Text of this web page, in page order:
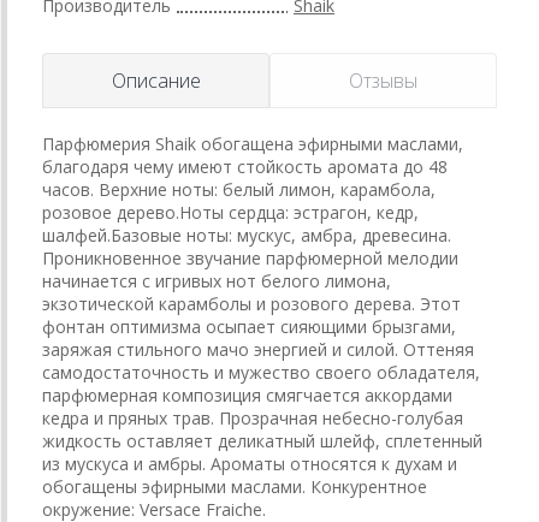
Производитель Shaik
Описание Отзывы
Парфюмерия Shaik обогащена эфирными маслами,
благодаря чему имеют стойкость аромата до 48
часов. Верхние ноты: белый лимон, карамбола,
розовое дерево.Ноты сердца: эстрагон, кедр,
шалфей.Базовые ноты: мускус, амбра, древесина.
Проникновенное звучание парфюмерной мелодии
начинается с игривых нот белого лимона,
экзотической карамболы и розового дерева. Этот
фонтан оптимизма осыпает сияющими брызгами,
заряжая стильного мачо энергией и силой. Оттеняя
самодостаточность и мужество своего обладателя,
парфюмерная композиция смягчается аккордами
кедра и пряных трав. Прозрачная небесно-голубая
жидкость оставляет деликатный шлейф, сплетенный
из мускуса и амбры. Ароматы относятся к духам и
обогащены эфирными маслами. Конкурентное
окружение: Versace Fraiche.